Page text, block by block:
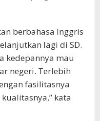
berbahasa Inggris
lagi di SD.
kedepannya mau
negeri. Terlebih
fasilitasnya
kata